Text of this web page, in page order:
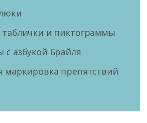
и пиктограммы
азбукой Брайля
маркировка препятствий